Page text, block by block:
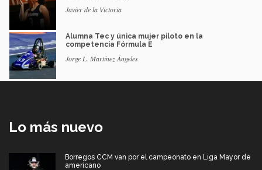
Javier de la Victoria
Alumna Tec y única mujer piloto en la
competencia Fórmula E
Jorge L. Martínez Ángeles
Lo más nuevo
Borregos CCM van por el campeonato en Liga Mayor de
americano